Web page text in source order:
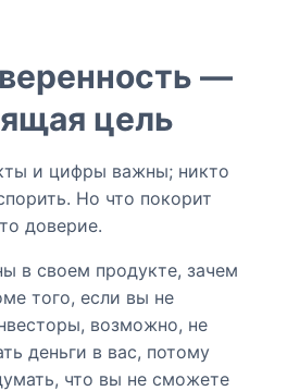
—
цель
и цифры важны; никто
Но что покорит
доверие.
в своем продукте, зачем
того, если вы не
возможно, не
деньги в вас, потому
что вы не сможете